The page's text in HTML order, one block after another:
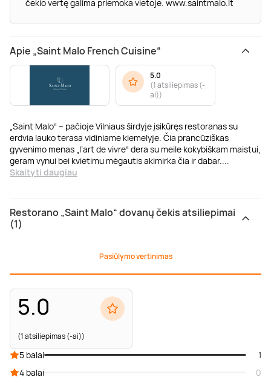
čekio vertę galima priemoka vietoje. www.saintmalo.lt
Apie „Saint Malo French Cuisine“
„Saint Malo“ – pačioje Vilniaus širdyje įsikūręs restoranas su
erdvia lauko terasa vidiniame kiemelyje. Čia prancūziškas
gyvenimo menas „l’art de vivre“ dera su meile kokybiškam maistui,
geram vynui bei kvietimu mėgautis akimirka čia ir dabar....
Skaityti daugiau
5.0
(1 atsiliepimas (-
ai))
Restorano „Saint Malo“ dovanų čekis atsiliepimai
(1)
Pasiūlymo vertinimas
5.0
(1 atsiliepimas (-ai))
5 balai
1
4 balai
0